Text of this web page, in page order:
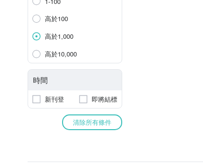
高於100
高於1,000
高於10,000
時間
新刊登 即將結標
清除所有條件